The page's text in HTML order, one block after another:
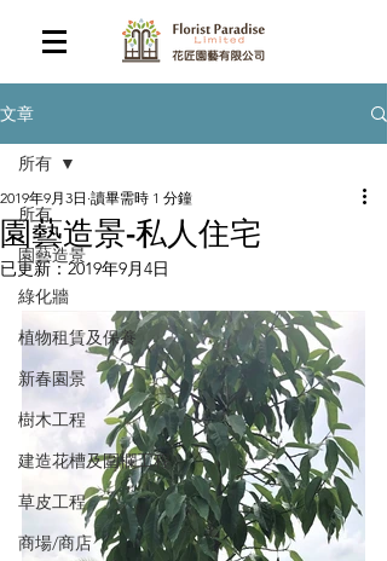
文章
所有
園藝造景
綠化牆
植物租賃及保養
新春園景
樹木工程
建造花槽及圍欄工程
草皮工程
商場/商店
所有
園藝造景-私人住宅
2019年9月3日 讀畢需時 1 分鐘
已更新：2019年9月4日